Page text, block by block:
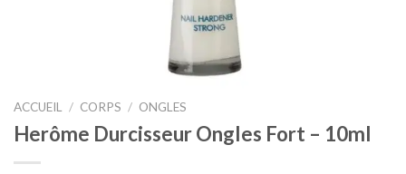
ACCUEIL / CORPS / ONGLES
Herôme Durcisseur Ongles Fort – 10ml